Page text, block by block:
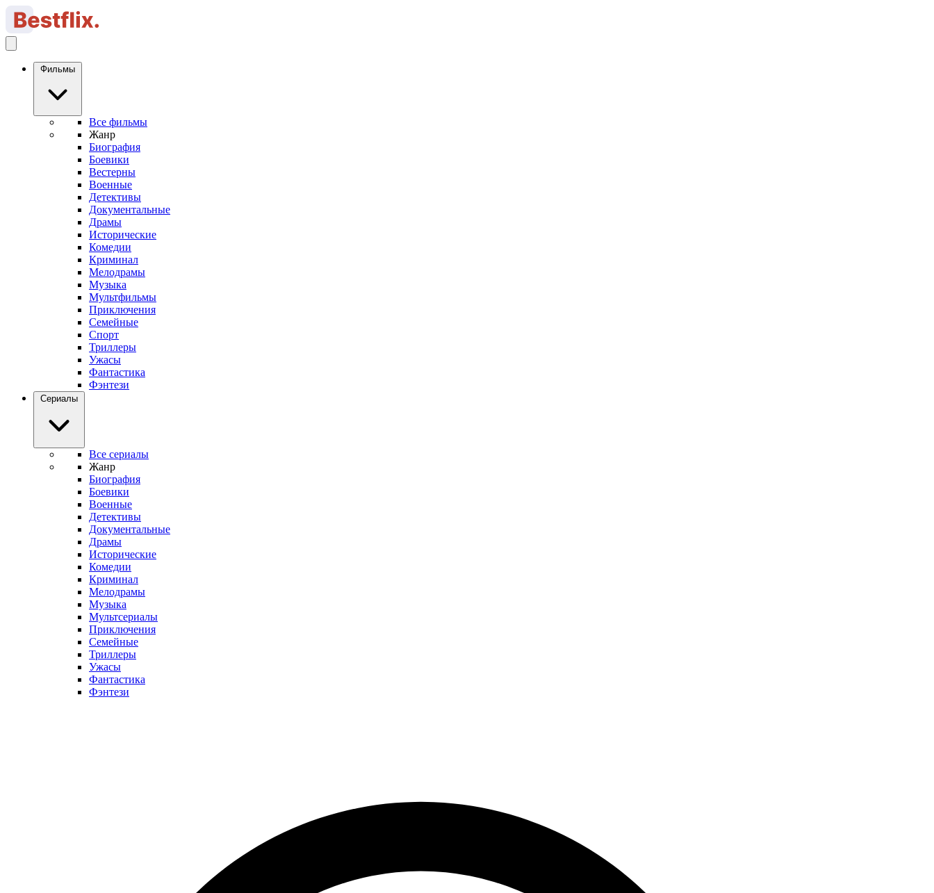
Фильмы
Все фильмы
Жанр
Биография
Боевики
Вестерны
Военные
Детективы
Документальные
Драмы
Исторические
Комедии
Криминал
Мелодрамы
Музыка
Мультфильмы
Приключения
Семейные
Спорт
Триллеры
Ужасы
Фантастика
Фэнтези
Сериалы
Все сериалы
Жанр
Биография
Боевики
Военные
Детективы
Документальные
Драмы
Исторические
Комедии
Криминал
Мелодрамы
Музыка
Мультсериалы
Приключения
Семейные
Триллеры
Ужасы
Фантастика
Фэнтези